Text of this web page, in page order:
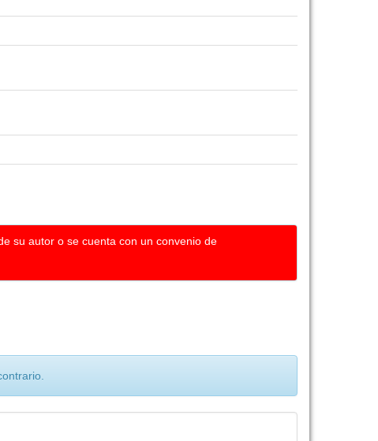
su autor o se cuenta con un convenio de